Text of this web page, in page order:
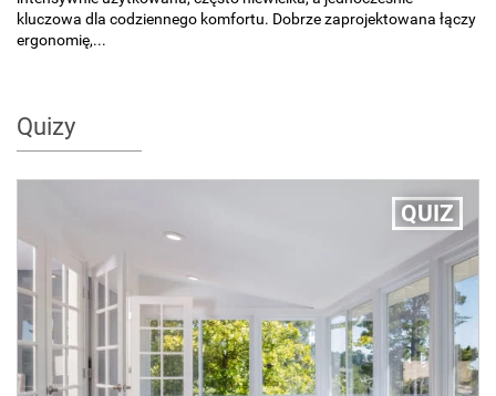
kluczowa dla codziennego komfortu. Dobrze zaprojektowana łączy
ergonomię,...
Quizy
QUIZ